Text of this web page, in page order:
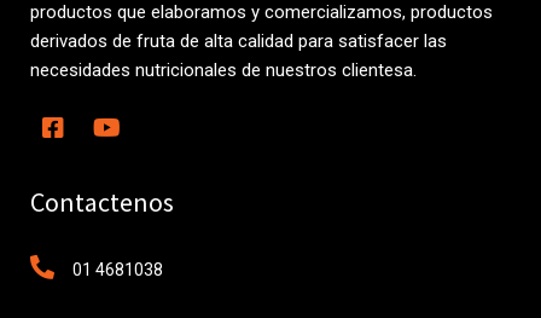
productos que elaboramos y comercializamos, productos
derivados de fruta de alta calidad para satisfacer las
necesidades nutricionales de nuestros clientesa.
Contactenos
01 4681038